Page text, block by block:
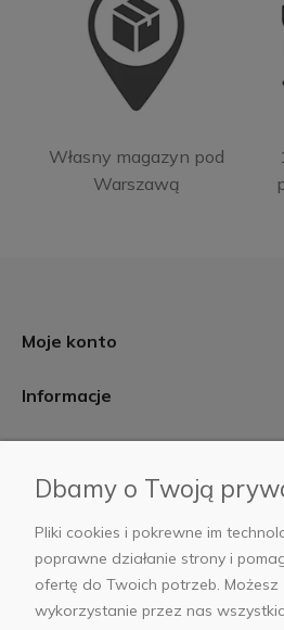
Własny magazyn pod
Warszawą
Moje konto
Informacje
AB Foto
Dbamy o Twoją
Pliki cookies i pokrewne im
poprawne działanie strony i
ofertę do Twoich potrzeb.
wykorzystanie przez nas